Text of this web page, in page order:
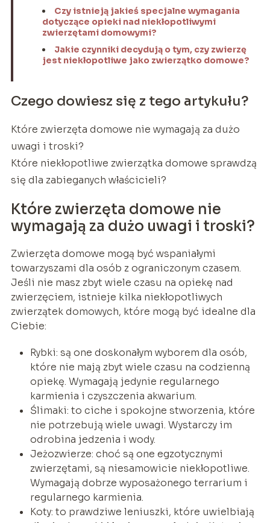
Czy istnieją jakieś specjalne wymagania
dotyczące opieki nad niekłopotliwymi
zwierzętami domowymi?
Jakie czynniki decydują o tym, czy zwierzę
jest niekłopotliwe jako zwierzątko domowe?
Czego dowiesz się z tego artykułu?
Które zwierzęta domowe nie wymagają za dużo
uwagi i troski?
Które niekłopotliwe zwierzątka domowe sprawdzą
się dla zabieganych właścicieli?
Które zwierzęta domowe nie
wymagają za dużo uwagi i troski?
Zwierzęta domowe mogą być wspaniałymi
towarzyszami dla osób z ograniczonym czasem.
Jeśli nie masz zbyt wiele czasu na opiekę nad
zwierzęciem, istnieje kilka niekłopotliwych
zwierzątek domowych, które mogą być idealne dla
Ciebie:
Rybki: są one doskonałym wyborem dla osób,
które nie mają zbyt wiele czasu na codzienną
opiekę. Wymagają jedynie regularnego
karmienia i czyszczenia akwarium.
Ślimaki: to ciche i spokojne stworzenia, które
nie potrzebują wiele uwagi. Wystarczy im
odrobina jedzenia i wody.
Jeżozwierze: choć są one egzotycznymi
zwierzętami, są niesamowicie niekłopotliwe.
Wymagają dobrze wyposażonego terrarium i
regularnego karmienia.
Koty: to prawdziwe leniuszki, które uwielbiają